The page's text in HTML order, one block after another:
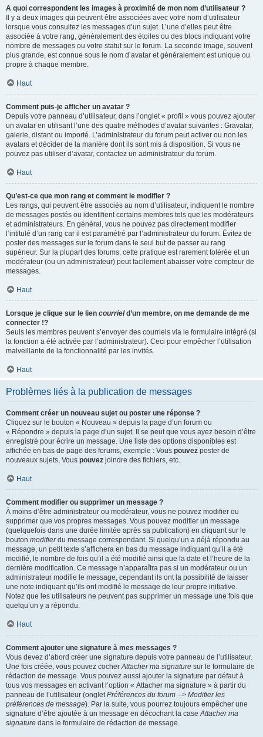
A quoi correspondent les images à proximité de mon nom d’utilisateur ?
Il y a deux images qui peuvent être associées avec votre nom d’utilisateur
lorsque vous consultez les messages d’un sujet. L’une d’elles peut être
associée à votre rang, généralement des étoiles ou des blocs indiquant votre
nombre de messages ou votre statut sur le forum. La seconde image, souvent
plus grande, est connue sous le nom d’avatar et généralement est unique ou
propre à chaque membre.
Haut
Comment puis-je afficher un avatar ?
Depuis votre panneau d’utilisateur, dans l’onglet « profil » vous pouvez ajouter
un avatar en utilisant l’une des quatre méthodes d’avatar suivantes : Gravatar,
galerie, distant ou importé. L’administrateur du forum peut activer ou non les
avatars et décider de la manière dont ils sont mis à disposition. Si vous ne
pouvez pas utiliser d’avatar, contactez un administrateur du forum.
Haut
Qu’est-ce que mon rang et comment le modifier ?
Les rangs, qui peuvent être associés au nom d’utilisateur, indiquent le nombre
de messages postés ou identifient certains membres tels que les modérateurs
et administrateurs. En général, vous ne pouvez pas directement modifier
l’intitulé d’un rang car il est paramétré par l’administrateur du forum. Évitez de
poster des messages sur le forum dans le seul but de passer au rang
supérieur. Sur la plupart des forums, cette pratique est rarement tolérée et un
modérateur (ou un administrateur) peut facilement abaisser votre compteur de
messages.
Haut
Lorsque je clique sur le lien courrield’un membre, on me demande de me
connecter !?
Seuls les membres peuvent s’envoyer des courriels via le formulaire intégré (si
la fonction a été activée par l’administrateur). Ceci pour empêcher l’utilisation
malveillante de la fonctionnalité par les invités.
Haut
Problèmes liés à la publication de messages
Comment créer un nouveau sujet ou poster une réponse ?
Cliquez sur le bouton « Nouveau » depuis la page d’un forum ou
« Répondre » depuis la page d’un sujet. Il se peut que vous ayez besoin d’être
enregistré pour écrire un message. Une liste des options disponibles est
affichée en bas de page des forums, exemple : Vous pouvez poster de
nouveaux sujets, Vous pouvez joindre des fichiers, etc.
Haut
Comment modifier ou supprimer un message ?
À moins d’être administrateur ou modérateur, vous ne pouvez modifier ou
supprimer que vos propres messages. Vous pouvez modifier un message
(quelquefois dans une durée limitée après sa publication) en cliquant sur le
bouton modifierdu message correspondant. Si quelqu’un a déjà répondu au
message, un petit texte s’affichera en bas du message indiquant qu’il a été
modifié, le nombre de fois qu’il a été modifié ainsi que la date et l’heure de la
dernière modification. Ce message n’apparaîtra pas si un modérateur ou un
administrateur modifie le message, cependant ils ont la possibilité de laisser
une note indiquant qu’ils ont modifié le message de leur propre initiative.
Notez que les utilisateurs ne peuvent pas supprimer un message une fois que
quelqu’un y a répondu.
Haut
Comment ajouter une signature à mes messages ?
Vous devez d’abord créer une signature depuis votre panneau de l’utilisateur.
Une fois créée, vous pouvez cocherAttacher ma signature sur le formulaire de
rédaction de message. Vous pouvez aussi ajouter la signature par défaut à
tous vos messages en activant l’option « Attacher ma signature » à partir du
panneau de l’utilisateur (ongletPréférences du forum --> Modifier les
préférences de message). Par la suite, vous pourrez toujours empêcher une
signature d’être ajoutée à un message en décochant la caseAttacher ma
signature dans le formulaire de rédaction de message.